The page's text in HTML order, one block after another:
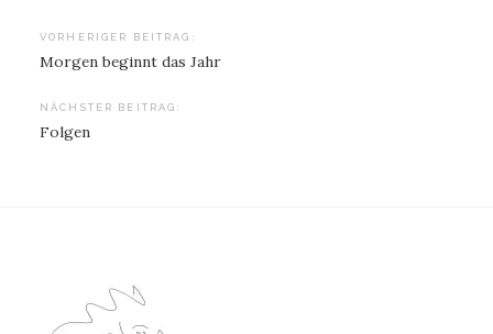
Beitragsnavigation
VORHERIGER BEITRAG:
Morgen beginnt das Jahr
NÄCHSTER BEITRAG:
Folgen